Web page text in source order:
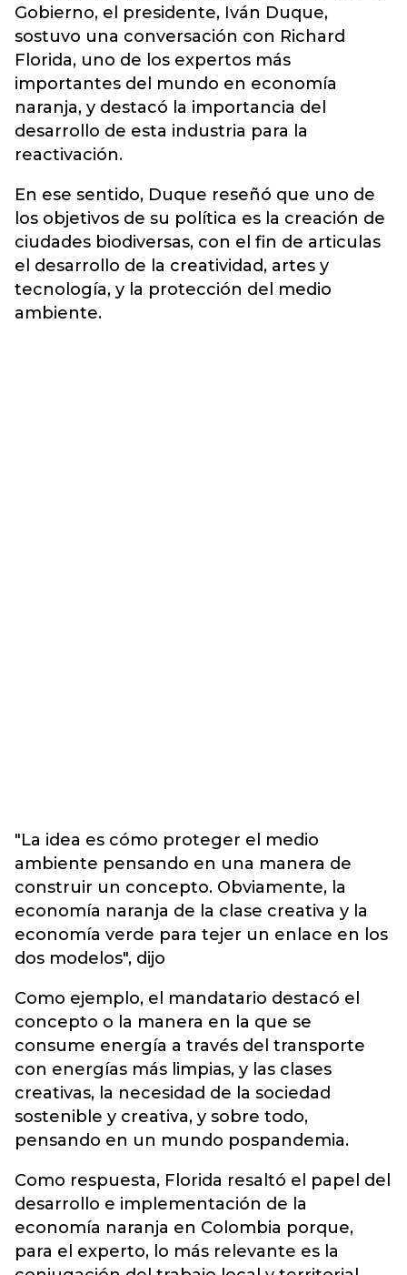
Gobierno, el presidente, Iván Duque,
sostuvo una conversación con Richard
Florida, uno de los expertos más
importantes del mundo en economía
naranja, y destacó la importancia del
desarrollo de esta industria para la
reactivación.
En ese sentido, Duque reseñó que uno de
los objetivos de su política es la creación de
ciudades biodiversas, con el fin de articulas
el desarrollo de la creatividad, artes y
tecnología, y la protección del medio
ambiente.
"La idea es cómo proteger el medio
ambiente pensando en una manera de
construir un concepto. Obviamente, la
economía naranja de la clase creativa y la
economía verde para tejer un enlace en los
dos modelos", dijo
Como ejemplo, el mandatario destacó el
concepto o la manera en la que se
consume energía a través del transporte
con energías más limpias, y las clases
creativas, la necesidad de la sociedad
sostenible y creativa, y sobre todo,
pensando en un mundo pospandemia.
Como respuesta, Florida resaltó el papel del
desarrollo e implementación de la
economía naranja en Colombia porque,
para el experto, lo más relevante es la